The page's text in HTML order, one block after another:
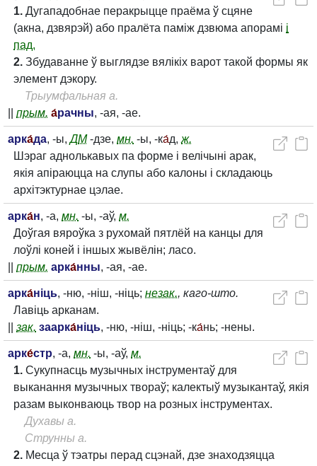
1. Дугападобнае перакрыцце праёма ў сцяне
(акна, дзвярэй) або пралёта паміж дзвюма апорамі і
пад.
2. Збудаванне ў выглядзе вялікіх варот такой формы як
элемент дэкору.
Трыумфальная а.
прым. а́рачны, -ая, -ае.
арка́да, -ы,ДМ-дзе, мн. -ы, -ка́д, ж.
Шэраг аднолькавых па форме і велічыні арак,
якія апіраюцца на слупы або калоны і складаюць
архітэктурнае цэлае.
арка́н, -а, мн. -ы, -аў, м.
Доўгая вяроўка з рухомай пятлёй на канцы для
лоўлі коней і іншых жывёлін; ласо.
прым. арка́нны, -ая, -ае.
арка́ніць, -ню, -ніш, -ніць; незак., каго-што.
Лавіць арканам.
зак. заарка́ніць, -ню, -ніш, -ніць; -ка́нь; -нены.
арке́стр, -а, мн. -ы, -аў, м.
1. Сукупнасць музычных інструментаў для
выканання музычных твораў; калектыў музыкантаў, якія
разам выконваюць твор на розных інструментах.
Духавы а.
Струнны а.
2. Месца ў тэатры перад сцэнай, дзе знаходзяцца